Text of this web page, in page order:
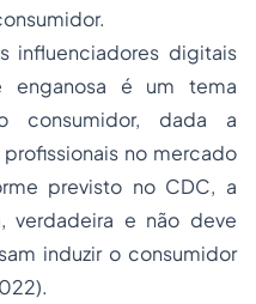
influenciadores digitais
enganosa é um tema
consumidor, dada a
no mercado
previsto no CDC, a
verdadeira e não deve
induzir o consumidor